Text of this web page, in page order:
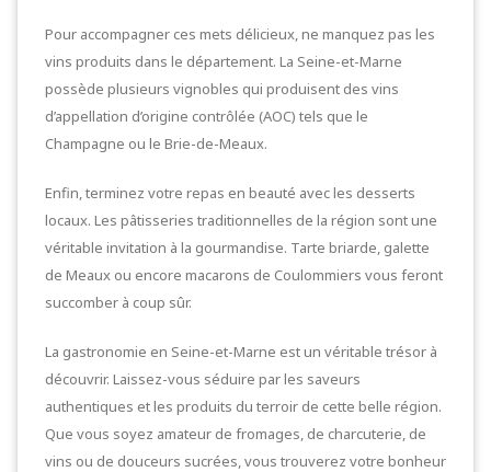
Pour accompagner ces mets délicieux, ne manquez pas les
vins produits dans le département. La Seine-et-Marne
possède plusieurs vignobles qui produisent des vins
d’appellation d’origine contrôlée (AOC) tels que le
Champagne ou le Brie-de-Meaux.
Enfin, terminez votre repas en beauté avec les desserts
locaux. Les pâtisseries traditionnelles de la région sont une
véritable invitation à la gourmandise. Tarte briarde, galette
de Meaux ou encore macarons de Coulommiers vous feront
succomber à coup sûr.
La gastronomie en Seine-et-Marne est un véritable trésor à
découvrir. Laissez-vous séduire par les saveurs
authentiques et les produits du terroir de cette belle région.
Que vous soyez amateur de fromages, de charcuterie, de
vins ou de douceurs sucrées, vous trouverez votre bonheur